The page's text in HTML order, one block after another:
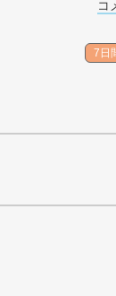
コ
7日